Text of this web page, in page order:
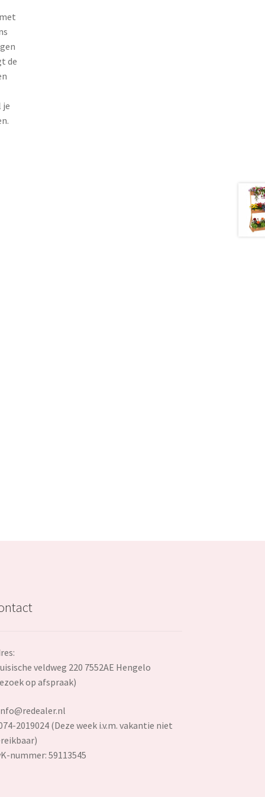
de
je
veldweg 220 7552AE Hengelo
op afspraak)
2019024 (Deze week i.v.m. vakantie niet
nummer: 59113545